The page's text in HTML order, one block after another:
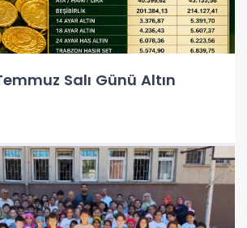
Salı Günü Altın